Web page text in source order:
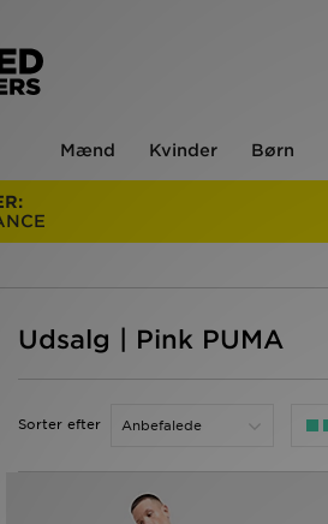
Mænd Kvinder Børn
Udsalg | Pink PUMA
Sorter efter